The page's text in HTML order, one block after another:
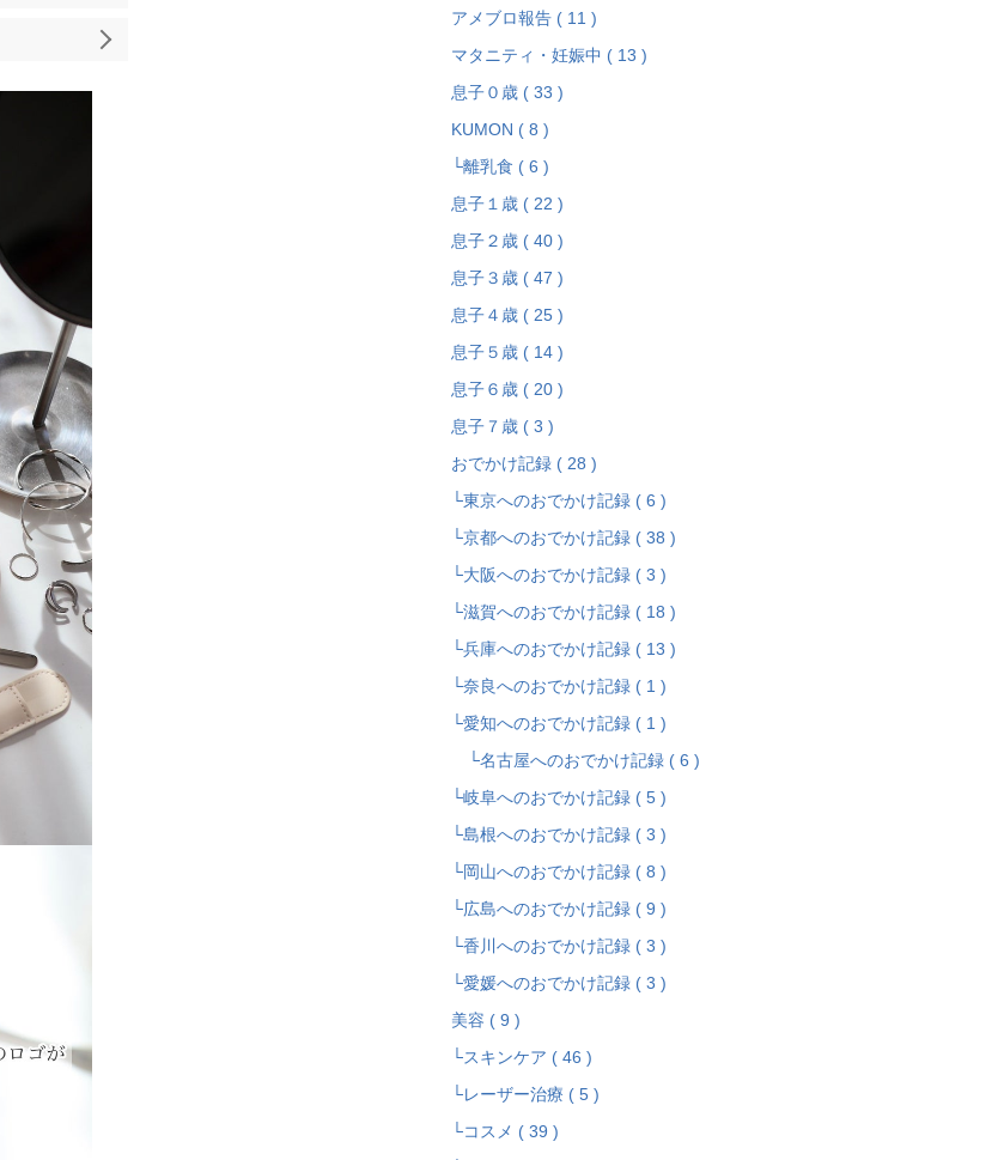
アメブロ報告 ( 11 )
マタニティ・妊娠中 ( 13 )
息子０歳 ( 33 )
KUMON ( 8 )
└離乳食 ( 6 )
息子１歳 ( 22 )
息子２歳 ( 40 )
息子３歳 ( 47 )
息子４歳 ( 25 )
息子５歳 ( 14 )
息子６歳 ( 20 )
息子７歳 ( 3 )
おでかけ記録 ( 28 )
└東京へのおでかけ記録 ( 6 )
└京都へのおでかけ記録 ( 38 )
└大阪へのおでかけ記録 ( 3 )
└滋賀へのおでかけ記録 ( 18 )
└兵庫へのおでかけ記録 ( 13 )
└奈良へのおでかけ記録 ( 1 )
└愛知へのおでかけ記録 ( 1 )
└名古屋へのおでかけ記録 ( 6 )
└岐阜へのおでかけ記録 ( 5 )
└島根へのおでかけ記録 ( 3 )
└岡山へのおでかけ記録 ( 8 )
└広島へのおでかけ記録 ( 9 )
└香川へのおでかけ記録 ( 3 )
└愛媛へのおでかけ記録 ( 3 )
美容 ( 9 )
└スキンケア ( 46 )
└レーザー治療 ( 5 )
└コスメ ( 39 )